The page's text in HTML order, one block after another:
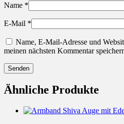
Name *
E-Mail *
Name, E-Mail-Adresse und
meinen nächsten Kommentar
Ähnliche Produkte